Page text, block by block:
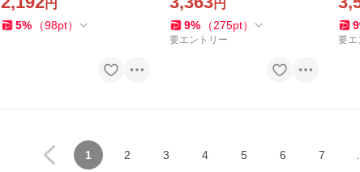
光グラス uvカット ゴルフ ド
ラ
円
5% （98pt）
スリム 作業着 作業ズボン ワ
ーク
円
9% （275pt）
要エントリー
サンダ
代 9
要エ
1 2 3 4 5 6 7